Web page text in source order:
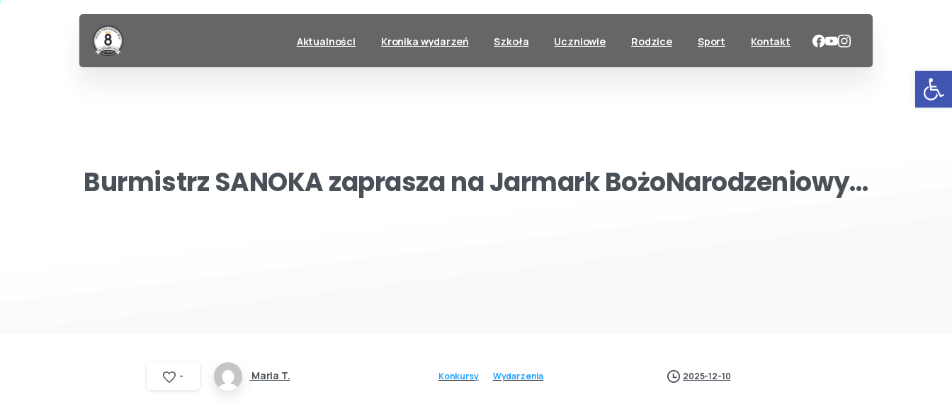
Aktualności Kronika wydarzeń Szkoła Uczniowie Rodzice Sport Kontakt
BurmistrzSANOKAzapraszanaJarmarkBożoNarodzeniowy…
- Maria T. Konkursy Wydarzenia 2025-12-10